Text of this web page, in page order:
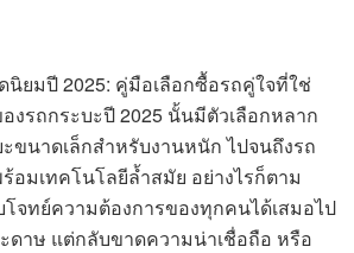
นิยมปี 2025: คู่มือเลือกซื้อรถคู่ใจที่ใช่
รถกระบะปี 2025 นั้นมีตัวเลือกหลาก
ขนาดเล็กสำหรับงานหนัก ไปจนถึงรถ
อมเทคโนโลยีล้ำสมัย อย่างไรก็ตาม
จทย์ความต้องการของทุกคนได้เสมอไป
ดาษ แต่กลับขาดความน่าเชื่อถือ หรือ